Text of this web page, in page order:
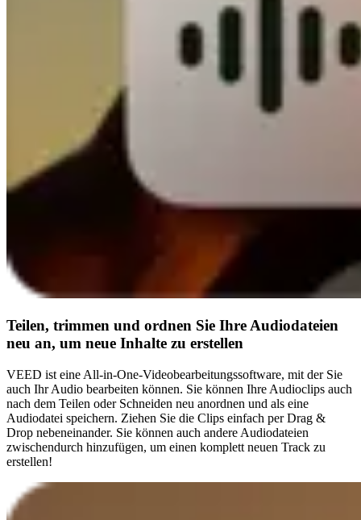
Teilen, trimmen und ordnen Sie Ihre Audiodateien
neu an, um neue Inhalte zu erstellen
VEED ist eine All-in-One-Videobearbeitungssoftware, mit der Sie
auch Ihr Audio bearbeiten können. Sie können Ihre Audioclips auch
nach dem Teilen oder Schneiden neu anordnen und als eine
Audiodatei speichern. Ziehen Sie die Clips einfach per Drag &
Drop nebeneinander. Sie können auch andere Audiodateien
zwischendurch hinzufügen, um einen komplett neuen Track zu
erstellen!